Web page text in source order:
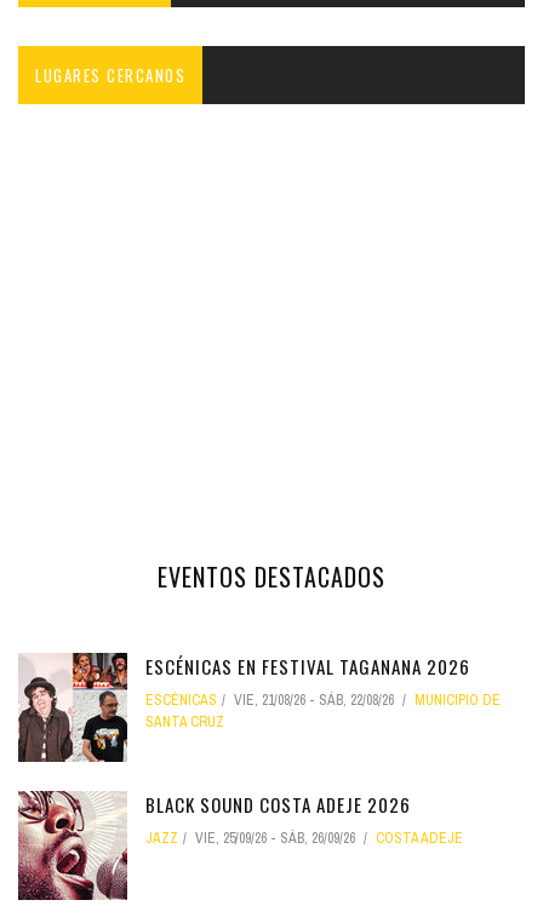
LUGARES CERCANOS
EVENTOS DESTACADOS
ESCÉNICAS EN FESTIVAL TAGANANA 2026
ESCÉNICAS VIE, 21/08/26 - SÁB, 22/08/26
MUNICIPIO DE
SANTA CRUZ
BLACK SOUND COSTA ADEJE 2026
JAZZ VIE, 25/09/26 - SÁB, 26/09/26 COSTA ADEJE